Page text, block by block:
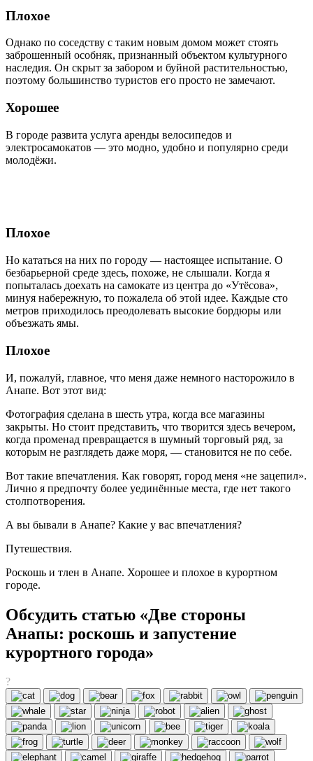
Плохое
Однако по соседству с таким новым домом может стоять
заброшенный особняк, признанный объектом культурного
наследия. Он скрыт за забором и буйной растительностью,
поэтому большинство туристов его просто не замечают.
Хорошее
В городе развита услуга аренды велосипедов и
электросамокатов — это модно, удобно и популярно среди
молодёжи.
Плохое
Но кататься на них по городу — настоящее испытание. О
безбарьерной среде здесь, похоже, не слышали. Когда я
попыталась доехать на самокате из центра до «Утёсова»,
минуя набережную, то пожалела об этой идее. Каждые сто
метров приходилось преодолевать высокие бордюры или
объезжать ямы.
Плохое
И, пожалуй, главное, что меня даже немного насторожило в
Анапе. Вот этот вид:
Фотография сделана в шесть утра, когда все магазины
закрыты. Но стоит представить, что творится здесь вечером,
когда променад превращается в шумный торговый ряд, за
которым не разглядеть даже моря, — становится не по себе.
Вот такие впечатления. Как говорят, город меня «не зацепил».
Лично я предпочту более уединённые места, где нет такого
столпотворения.
А вы бывали в Анапе? Какие у вас впечатления?
Путешествия.
Роскошь и тлен в Анапе. Хорошее и плохое в курортном
городе.
Обсудить статью «Две стороны
Анапы: роскошь и запустение
курортного города»
?